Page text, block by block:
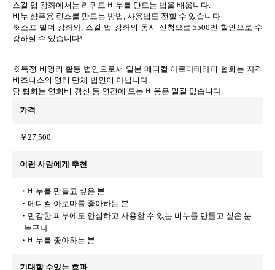
스킬 업 강좌에서는 리퀴드 비누를 만드는 법을 배웁니다.
비누 샴푸용 린스를 만드는 방법, 사용법도 전할 수 있습니다
※소프 빌더 강좌와, 스킬 업 강좌의 동시 신청으로 5500엔 할인으로 수
강하실 수 있습니다!
※특정 비영리 활동 법인으로서 일본 메디컬 아로마테라피 협회는 자격
비즈니스의 영리 단체·법인이 아닙니다.
당 협회는 연회비·갱신 등 연간에 드는 비용은 일절 없습니다.
가격
￥27,500
이런 사람에게 추천
・비누를 만들고 싶은 분
・메디컬 아로마를 좋아하는 분
・민감한 피부에도 안심하고 사용할 수 있는 비누를 만들고 싶은 분
· 누구나
・비누를 좋아하는 분
기대할 수있는 효과